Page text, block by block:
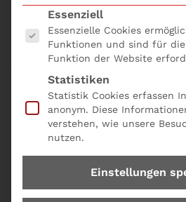
Betriebsunterbrechung zu
Wozu dient das Business
online buchen; bequem und
Seminarformular online und
Es folgt eine Liste der
Essenziell
Essenzielle Cookies
Funktionen und sind für
Funktion der Website
Statistiken
Statistik Cookies erfassen
anonym. Diese
verstehen, wie unsere
nutzen.
Einstellungen